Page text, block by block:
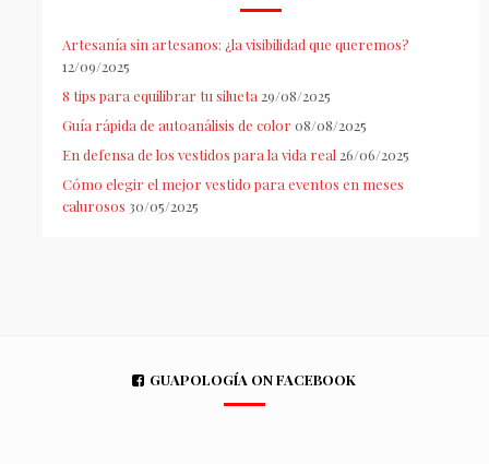
Artesanía sin artesanos: ¿la visibilidad que queremos?
12/09/2025
8 tips para equilibrar tu silueta 29/08/2025
Guía rápida de autoanálisis de color 08/08/2025
En defensa de los vestidos para la vida real 26/06/2025
Cómo elegir el mejor vestido para eventos en meses
calurosos 30/05/2025
GUAPOLOGÍA ON FACEBOOK